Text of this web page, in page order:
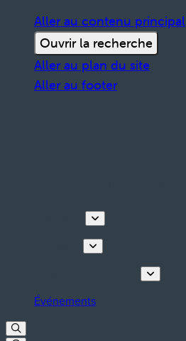
Aller au contenu principal
Ouvrir la recherche
Aller au plan du site
Aller au footer
Événements